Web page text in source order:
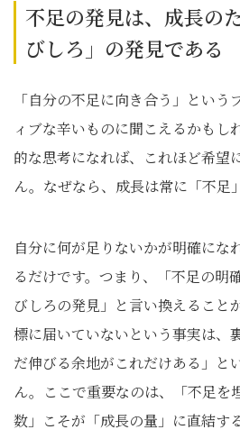
不足の発見は、成長の
びしろ」の発見である
「自分の不足に向き合う」とい
ィブな辛いものに聞こえるかもし
的な思考になれば、これほど希望
ん。なぜなら、成長は常に「不足
自分に何が足りないかが明確にな
るだけです。つまり、「不足の明
びしろの発見」と言い換えること
標に届いていないという事実は、
だ伸びる余地がこれだけある」と
ん。ここで重要なのは、「不足を
数」こそが「成長の量」に直結す